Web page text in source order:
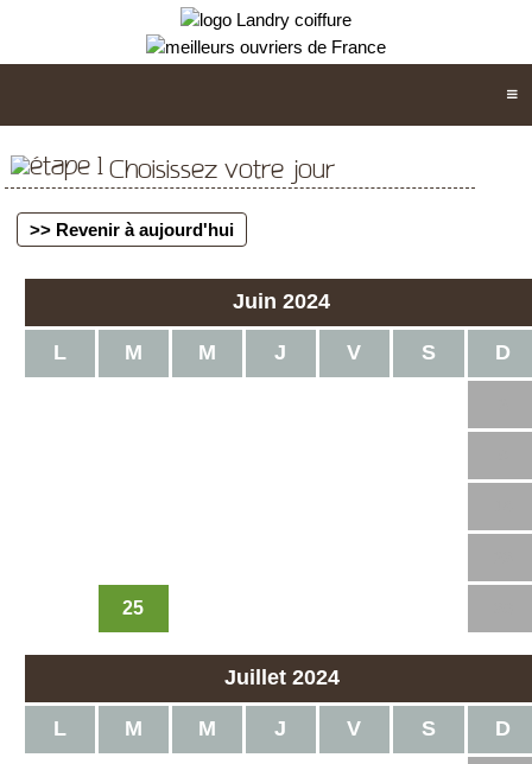
Choisissez votre jour
>> Revenir à aujourd'hui
Juin 2024
L M M J V S D
25
Juillet 2024
L M M J V S D